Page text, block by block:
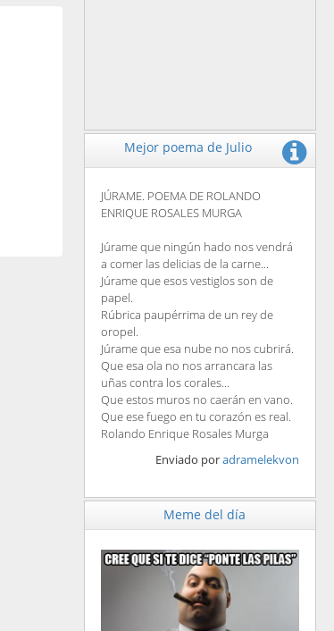
Mejor poema de Julio
JÚRAME. POEMA DE ROLANDO
ENRIQUE ROSALES MURGA
Júrame que ningún hado nos vendrá
a comer las delicias de la carne...
Júrame que esos vestiglos son de
papel.
Rúbrica paupérrima de un rey de
oropel.
Júrame que esa nube no nos cubrirá.
Que esa ola no nos arrancara las
uñas contra los corales...
Que estos muros no caerán en vano.
Que ese fuego en tu corazón es real.
Rolando Enrique Rosales Murga
Enviado poradramelekvon
Meme del día